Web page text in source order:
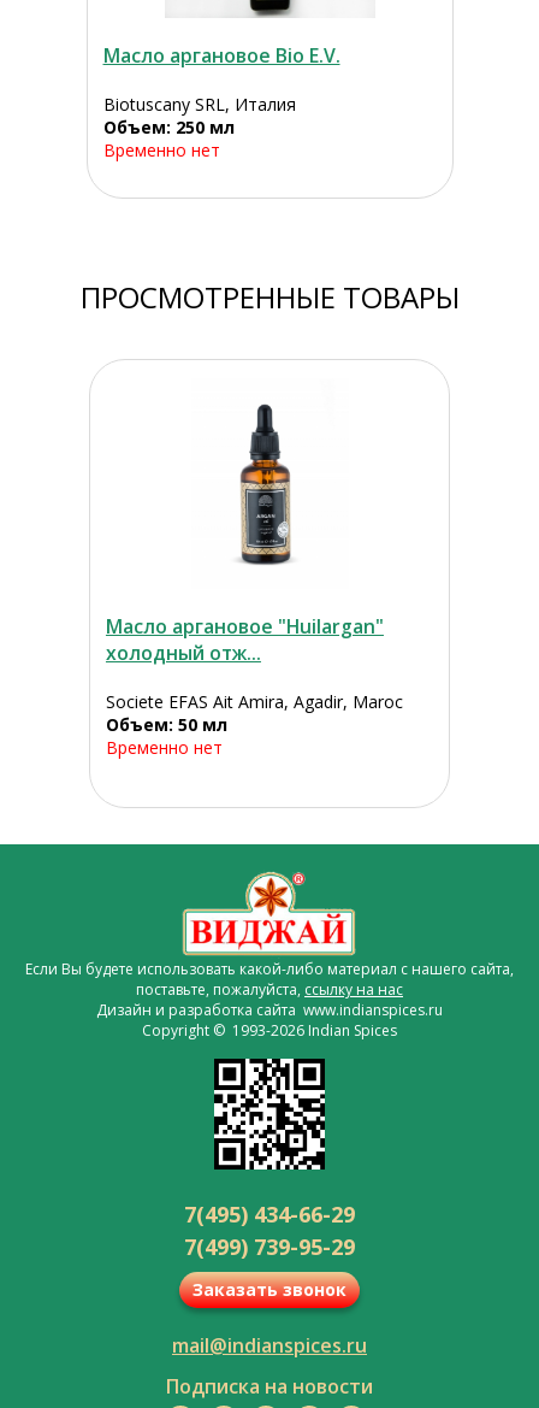
Масло аргановое Bio E.V.
Biotuscany SRL, Италия
Объем: 250 мл
Временно нет
ПРОСМОТРЕННЫЕ ТОВАРЫ
Масло аргановое "Huilargan"
холодный отж...
Societe EFAS Ait Amira, Agadir, Maroc
Объем: 50 мл
Временно нет
Если Вы будете использовать какой-либо материал с нашего сайта,
поставьте, пожалуйста, ссылку на нас
Дизайн и разработка сайта www.indianspices.ru
Copyright © 1993-2026 Indian Spices
7(495) 434-66-29
7(499) 739-95-29
Заказать звонок
mail@indianspices.ru
Подписка на новости